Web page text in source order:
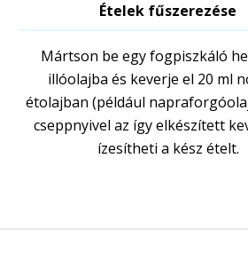
Ételek fűszerezése
Mártson be egy fogpiszkáló
illóolajba és keverje el 20 ml
étolajban (például
cseppnyivel az így elkészített
ízesítheti a kész ételt.